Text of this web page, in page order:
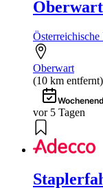
Österreichische
Oberwart
(10 km entfernt)
vor 5 Tagen